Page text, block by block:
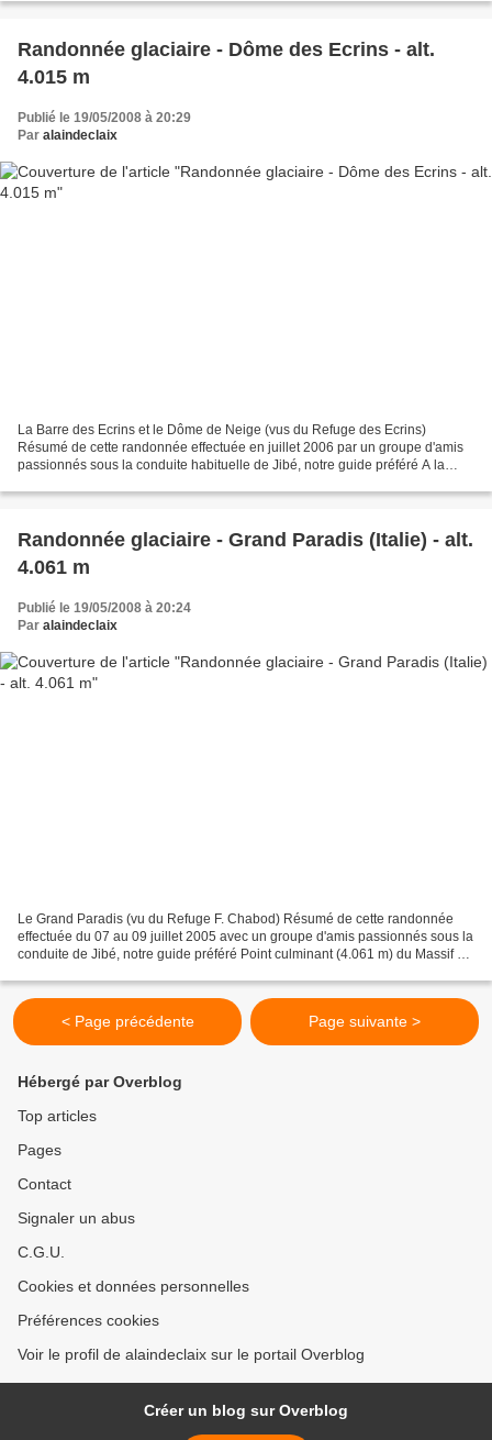
Randonnée glaciaire - Dôme des Ecrins - alt.
4.015 m
Publié le 19/05/2008 à 20:29
Par alaindeclaix
La Barre des Ecrins et le Dôme de Neige (vus du Refuge des Ecrins)
Résumé de cette randonnée effectuée en juillet 2006 par un groupe d'amis
passionnés sous la conduite habituelle de Jibé, notre guide préféré A la
Randonnée glaciaire - Grand Paradis (Italie) - alt.
4.061 m
Publié le 19/05/2008 à 20:24
Par alaindeclaix
Le Grand Paradis (vu du Refuge F. Chabod) Résumé de cette randonnée
effectuée du 07 au 09 juillet 2005 avec un groupe d'amis passionnés sous la
conduite de Jibé, notre guide préféré Point culminant (4.061 m) du Massif du
< Page précédente Page suivante >
Hébergé par Overblog
Top articles
Pages
Contact
Signaler un abus
C.G.U.
Cookies et données personnelles
Préférences cookies
Voir le profil de alaindeclaix sur le portail Overblog
Créer un blog sur Overblog